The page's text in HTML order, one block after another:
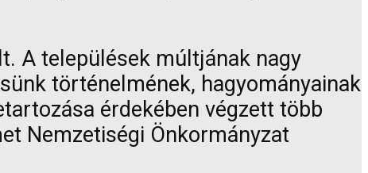
A települések múltjának nagy
történelmének, hagyományainak
érdekében végzett több
Nemzetiségi Önkormányzat